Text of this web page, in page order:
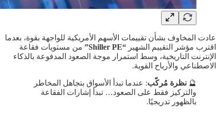
عادت المخاوف بشأن تقييمات الأسهم الأمريكية للواجهة بقوة، بعدما
اقترب مؤشر التقييم الشهير “Shiller PE”
من مستويات فقاعة
الإنترنت التاريخية، وسط استمرار موجة الصعود المدفوعة بالذكاء
الاصطناعي والأرباح القوية.
🔮 نظرة مُركّب: عندما تبدأ الأسواق بتجاهل المخاطر
والتركيز فقط على الصعود… تبدأ إشارات الفقاعة
بالظهور تدريجيًا.